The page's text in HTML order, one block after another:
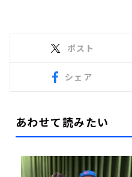
ポスト
シェア
あわせて読みたい